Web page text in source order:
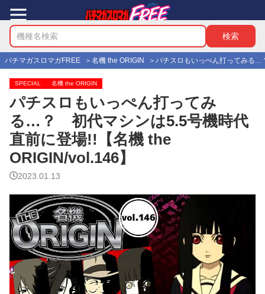
パチマガスロマガFREE 名機 the ORIGIN パチスロもいっぺん打ってみる
SPECIAL 名機 the ORIGIN
パチスロもいっぺん打ってみ
る…？ 初代マシンは5.5号機時代
直前に登場!!【名機 the
ORIGIN/vol.146】
2023.01.13